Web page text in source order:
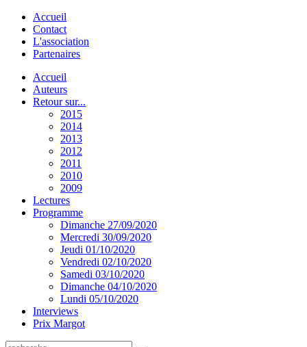
Accueil
Contact
L'association
Partenaires
Accueil
Auteurs
Retour sur...
2015
2014
2013
2012
2011
2010
2009
Lectures
Programme
Dimanche 27/09/2020
Mercredi 30/09/2020
Jeudi 01/10/2020
Vendredi 02/10/2020
Samedi 03/10/2020
Dimanche 04/10/2020
Lundi 05/10/2020
Interviews
Prix Margot